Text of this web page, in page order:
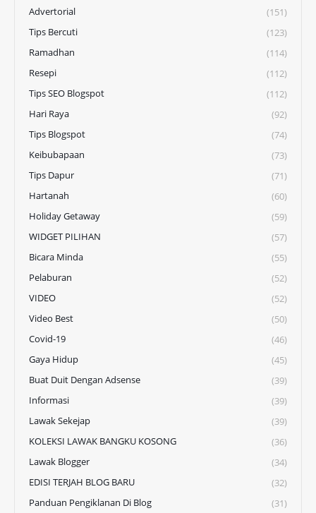
Advertorial
(151)
Tips Bercuti
(123)
Ramadhan
(114)
Resepi
(112)
Tips SEO Blogspot
(112)
Hari Raya
(92)
Tips Blogspot
(74)
Keibubapaan
(73)
Tips Dapur
(71)
Hartanah
(60)
Holiday Getaway
(59)
WIDGET PILIHAN
(57)
Bicara Minda
(55)
Pelaburan
(52)
VIDEO
(52)
Video Best
(50)
Covid-19
(46)
Gaya Hidup
(45)
Buat Duit Dengan Adsense
(39)
Informasi
(39)
Lawak Sekejap
(39)
KOLEKSI LAWAK BANGKU KOSONG
(36)
Lawak Blogger
(34)
EDISI TERJAH BLOG BARU
(32)
Panduan Pengiklanan Di Blog
(31)